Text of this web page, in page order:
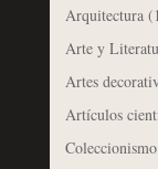
Arquitectura
Arte y
Artes
Artículos
Coleccionismo